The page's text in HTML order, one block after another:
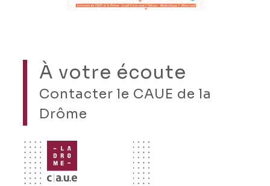
À votre écoute
Contacter le CAUE de la
Drôme